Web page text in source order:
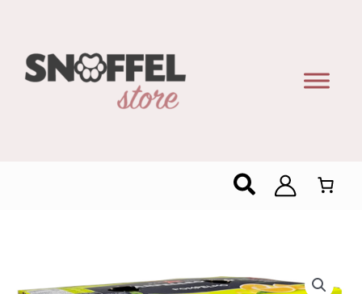
Zoeken
Pellegrino